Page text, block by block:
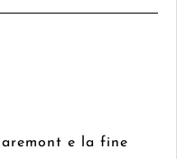
e la fine